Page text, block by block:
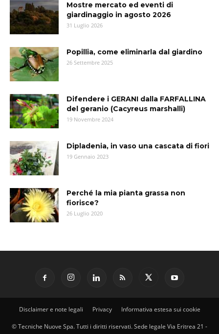
Mostre mercato ed eventi di
giardinaggio in agosto 2026
31 Luglio 2026
Popillia, come eliminarla dal giardino
26 Settembre 2025
Difendere i GERANI dalla FARFALLINA
del geranio (Cacyreus marshalli)
19 Novembre 2024
Dipladenia, in vaso una cascata di fiori
19 Gennaio 2023
Perché la mia pianta grassa non
fiorisce?
26 Luglio 2020
Disclaimer e note legali Privacy Informativa estesa sui cookie
© Tecniche Nuove Spa. Tutti i diritti riservati. Sede legale Via Eritrea 21 -